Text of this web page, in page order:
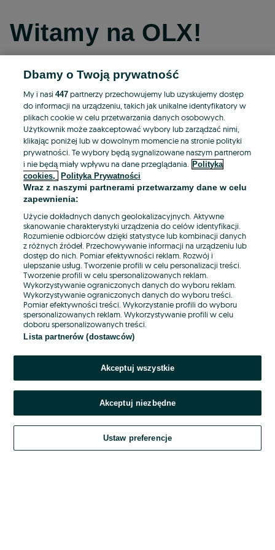
Witamy na OLX!
Kontynuuj przez Facebooka
Kontynuuj przez konto Apple
Kontynuuj przez konto Google
LUB
E-mail
Hasło
Nie pamiętasz hasła?
Zaloguj się
Kontynuując za pośrednictwem jednego z dostawców wskazanych powyżej,
Regulamin serwisu OLX.pl w jego aktualnym brzmieniu.
Dbamy o Twoją prywatność
My i nasi447 partnerzy przechowujemy lub uzyskujemy dostęp
do informacji na urządzeniu, takich jak unikalne identyfikatory w
plikach cookie w celu przetwarzania danych osobowych.
Użytkownik może zaakceptować wybory lub zarządzać nimi,
klikając poniżej lub w dowolnym momencie na stronie polityki
prywatności. Te wybory będą sygnalizowane naszym partnerom
i nie będą miały wpływu na dane przeglądania.
Polityka
cookies,
Polityka Prywatności
Wraz z naszymi partnerami przetwarzamy dane w celu
zapewnienia:
Użycie dokładnych danych geolokalizacyjnych. Aktywne
skanowanie charakterystyki urządzenia do celów identyfikacji.
Rozumienie odbiorców dzięki statystyce lub kombinacji danych
z różnych źródeł. Przechowywanie informacji na urządzeniu lub
dostęp do nich. Pomiar efektywności reklam. Rozwój i
ulepszanie usług. Tworzenie profili w celu personalizacji treści.
Tworzenie profili w celu spersonalizowanych reklam.
Wykorzystywanie ograniczonych danych do wyboru reklam.
Wykorzystywanie ograniczonych danych do wyboru treści.
Pomiar efektywności treści. Wykorzystanie profili do wyboru
spersonalizowanych reklam. Wykorzystywanie profili w celu
doboru spersonalizowanych treści.
Lista partnerów (dostawców)
Akceptuj wszystkie
Akceptuj niezbędne
Ustaw preferencje